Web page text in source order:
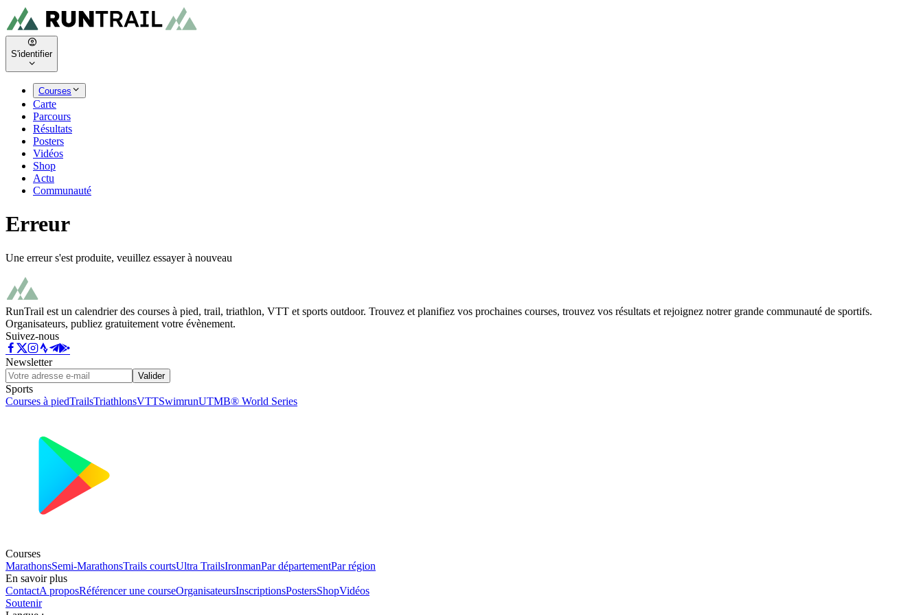
S'identifier
Courses
Carte
Parcours
Résultats
Posters
Vidéos
Shop
Actu
Communauté
Erreur
Une erreur s'est produite, veuillez essayer à nouveau
RunTrail est un calendrier des courses à pied, trail, triathlon, VTT et sports outdoor. Trouvez et planifiez vos prochaines courses, trouvez vos résultats et rejoignez notrer grande communauté de sportifs.
Organisateurs, publiez gratuitement votre évènement.
Suivez-nous
Newsletter
Valider
Sports
Courses à piedTrailsTriathlonsVTTSwimrunUTMB® World Series
Courses
MarathonsSemi-MarathonsTrails courtsUltra TrailsIronmanPar départementPar région
En savoir plus
ContactA proposRéférencer une courseOrganisateursInscriptionsPostersShopVidéos
Soutenir